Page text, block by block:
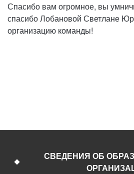
Спасибо вам огромное, вы
спасибо Лобановой Светлане
организацию команды!
СВЕДЕНИЯ ОБ